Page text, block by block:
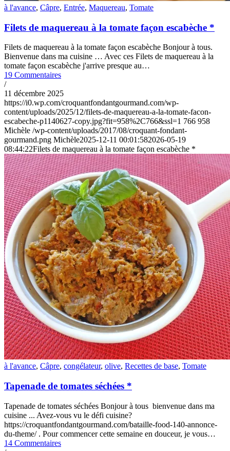
à l'avance, Câpre, Entrée, Maquereau, Tomate
Filets de maquereau à la tomate façon escabèche *
Filets de maquereau à la tomate façon escabèche Bonjour à tous.
Bienvenue dans ma cuisine … Avec ces Filets de maquereau à la
tomate façon escabèche j'arrive presque au…
19 Commentaires
/
11 décembre 2025
https://i0.wp.com/croquantfondantgourmand.com/wp-
content/uploads/2025/12/filets-de-maquereau-a-la-tomate-facon-
escabeche-p1140627-copy.jpg?fit=958%2C766&ssl=1 766 958
Michèle /wp-content/uploads/2017/08/croquant-fondant-
gourmand.png Michèle2025-12-11 00:01:582026-05-19
08:44:22Filets de maquereau à la tomate façon escabèche *
à l'avance, Câpre, congélateur, olive, Recettes de base, Tomate
Tapenade de tomates séchées *
Tapenade de tomates séchées Bonjour à tous bienvenue dans ma
cuisine ... Avez-vous vu le défi cuisine?
https://croquantfondantgourmand.com/bataille-food-140-annonce-
du-theme/ . Pour commencer cette semaine en douceur, je vous…
14 Commentaires